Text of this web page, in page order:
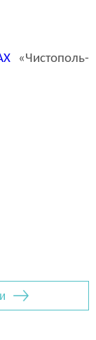
«Чистополь-